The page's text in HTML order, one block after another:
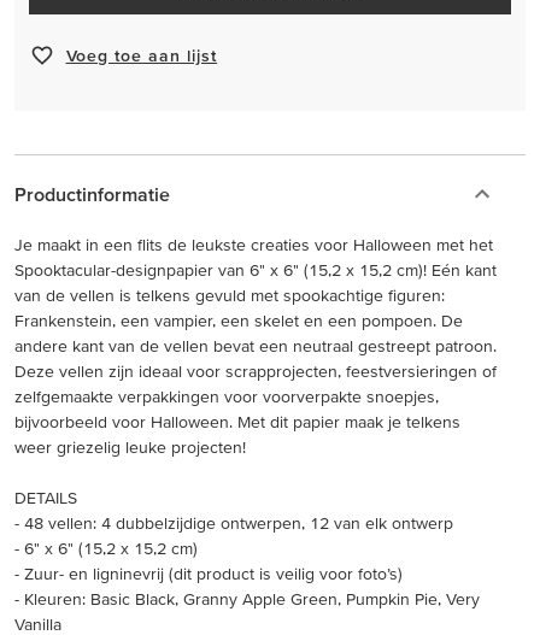
Voeg toe aan lijst
Productinformatie
Je maakt in een flits de leukste creaties voor Halloween met het
Spooktacular-designpapier van 6" x 6" (15,2 x 15,2 cm)! Eén kant
van de vellen is telkens gevuld met spookachtige figuren:
Frankenstein, een vampier, een skelet en een pompoen. De
andere kant van de vellen bevat een neutraal gestreept patroon.
Deze vellen zijn ideaal voor scrapprojecten, feestversieringen of
zelfgemaakte verpakkingen voor voorverpakte snoepjes,
bijvoorbeeld voor Halloween. Met dit papier maak je telkens
weer griezelig leuke projecten!
DETAILS
- 48 vellen: 4 dubbelzijdige ontwerpen, 12 van elk ontwerp
- 6" x 6" (15,2 x 15,2 cm)
- Zuur- en ligninevrij (dit product is veilig voor foto’s)
- Kleuren: Basic Black, Granny Apple Green, Pumpkin Pie, Very
Vanilla